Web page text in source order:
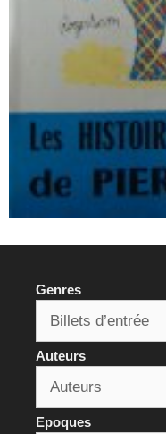
Genres
Auteurs
Epoques